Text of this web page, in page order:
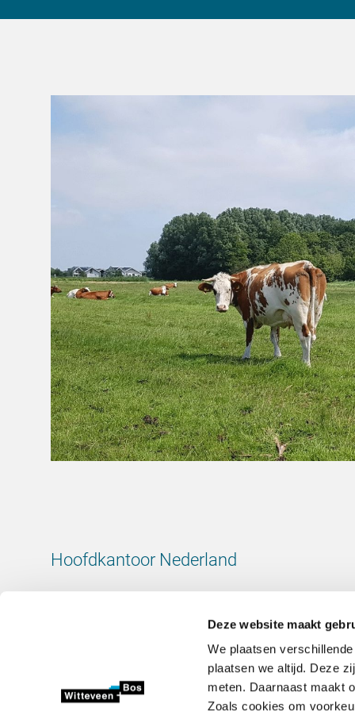
Deze website maakt
We plaatsen
plaatsen we altijd. Deze
meten. Daarnaast maakt
Zoals cookies om
Hoofdkantoor Nederland
BTW-nummer: 800288920